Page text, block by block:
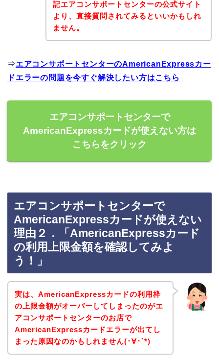
記エアコンサポートセンターの公式サイト
より、直接質問されてみるといいかもしれ
ません。
⇒エアコンサポートセンターのAmericanExpressカー
ドエラーの問題を今すぐ解決したい方はこちら
エアコンサポートセンターで
AmericanExpressカードが使えない方は
こちらをクリック
エアコンサポートセンターで
AmericanExpressカードが使えない
理由２．「AmericanExpressカード
の利用上限金額を確認してみよ
う！」
実は、AmericanExpressカードの利用枠
の上限金額がオーバーしてしまったのがエ
アコンサポートセンターのお店で
AmericanExpressカードエラーが出てし
まった原因なのかもしれません(･∀･`*)